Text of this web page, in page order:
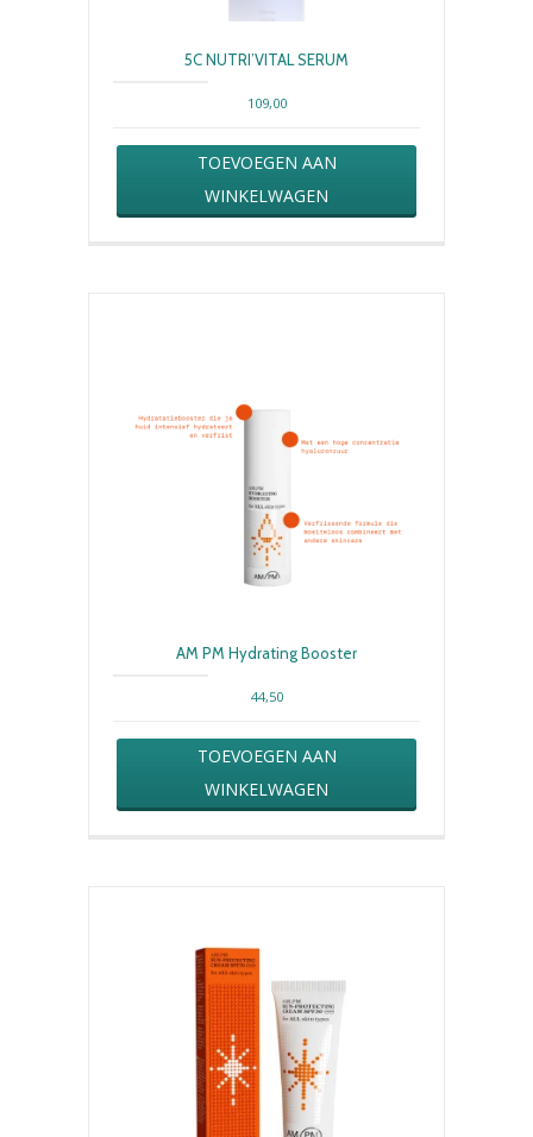
5C NUTRI’VITAL SERUM
109,00
TOEVOEGEN AAN
WINKELWAGEN
AM PM Hydrating Booster
44,50
TOEVOEGEN AAN
WINKELWAGEN